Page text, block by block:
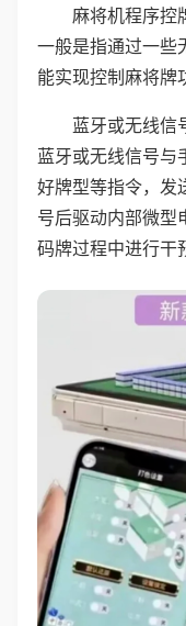
麻将机程序控
一般是指通过一些
能实现控制麻将牌
蓝牙或无线信
蓝牙或无线信号与
好牌型等指令，发
号后驱动内部微型
码牌过程中进行干